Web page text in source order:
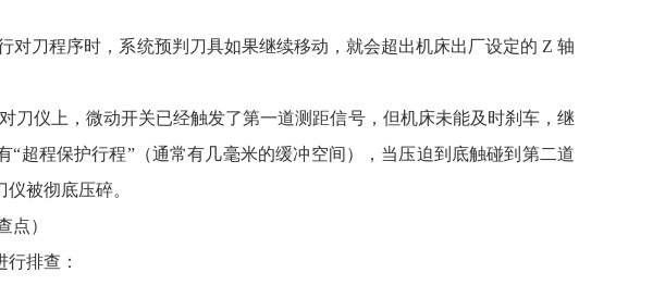
对刀程序时，系统预判刀具如果继续移动，就会超出机床出厂设定的 Z 轴
刀仪上，微动开关已经触发了第一道测距信号，但机床未能及时刹车，继
超程保护行程”（通常有几毫米的缓冲空间），当压迫到底触碰到第二道
被彻底压碎。
点）
排查：